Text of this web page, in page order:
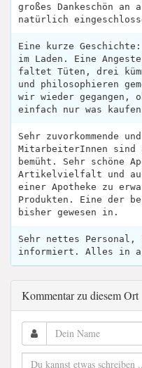
großes Dankeschön
natürlich
Eine kurze
im Laden. Eine
faltet Tüten, drei
und philosophieren
wir wieder gegangen,
einfach nur was
Sehr zuvorkommende
MitarbeiterInnen
bemüht. Sehr schöne
Artikelvielfalt und
einer Apotheke zu
Produkten. Eine der
bisher gewesen in.
Sehr nettes Personal,
informiert. Alles in
Kommentar zu diesem Ort